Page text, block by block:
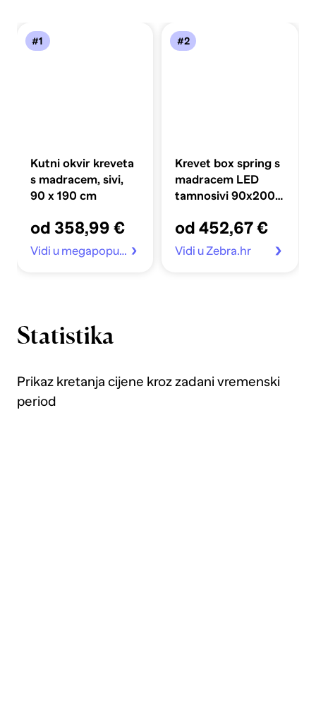
#1
Kutni okvir kreveta
s madracem, sivi,
90 x 190 cm
od 358,99 €
Vidi u megapopust.hr
#2
Krevet box spring s
madracem LED
tamnosivi 90x200
od 452,67 €
Vidi u Zebra.hr
Statistika
Prikaz kretanja cijene kroz zadani vremenski
period